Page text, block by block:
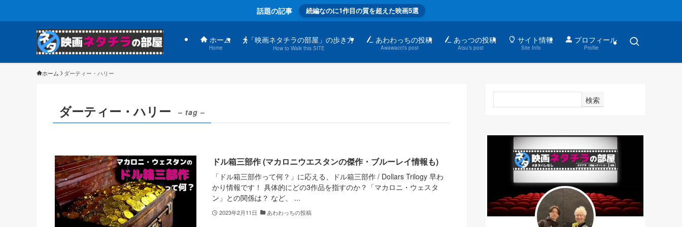
話題の記事 続編なのに1作目の質を超えた映画5選
ホーム
Home
「映画ネタチラの部屋」の歩き方
How to Walk this SITE
あわわっちの投稿
Awawacci’s post
あっつの投稿
Atsu’s post
サイト情報
Site Info
プロフィール
Profile
ホーム ダーティー・ハリー
ダーティー・ハリー – tag –
ドル箱三部作 (マカロニウエスタンの傑作・ブルーレイ情報も)
「ドル箱三部作って何？」に応える、ドル箱三部作 / Dollars Trilogy 早わ
かり情報です！ 具体的にどの3作品を指すのか？「マカロニ・ウェスタ
ン」との関係は？ など、 ...
2023年2月11日 あわわっちの投稿
検索